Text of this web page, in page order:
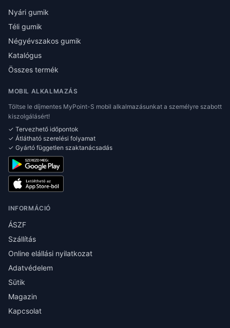
Nyári gumik
Téli gumik
Négyévszakos gumik
Katalógus
Összes termék
MOBIL ALKALMAZÁS
Töltse le díjmentes MyPoint-S mobil alkalmazásunkat a személyre szabott
kiszolgálásért!
✓ Tervezhető időpontok
✓ Átlátható szerelési folyamat
✓ Gyártó független szaktanácsadás
INFORMÁCIÓ
ÁSZF
Szállítás
Online elállási nyilatkozat
Adatvédelem
Sütik
Magazin
Kapcsolat